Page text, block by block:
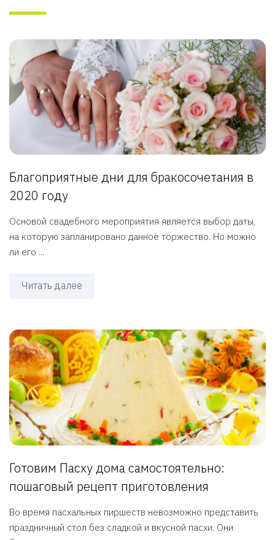
Благоприятные дни для бракосочетания в
2020 году
Основой свадебного мероприятия является выбор даты,
на которую запланировано данное торжество. Но можно
ли его ...
Читать далее
Готовим Пасху дома самостоятельно:
пошаговый рецепт приготовления
Во время пасхальных пиршеств невозможно представить
праздничный стол без сладкой и вкусной пасхи. Они